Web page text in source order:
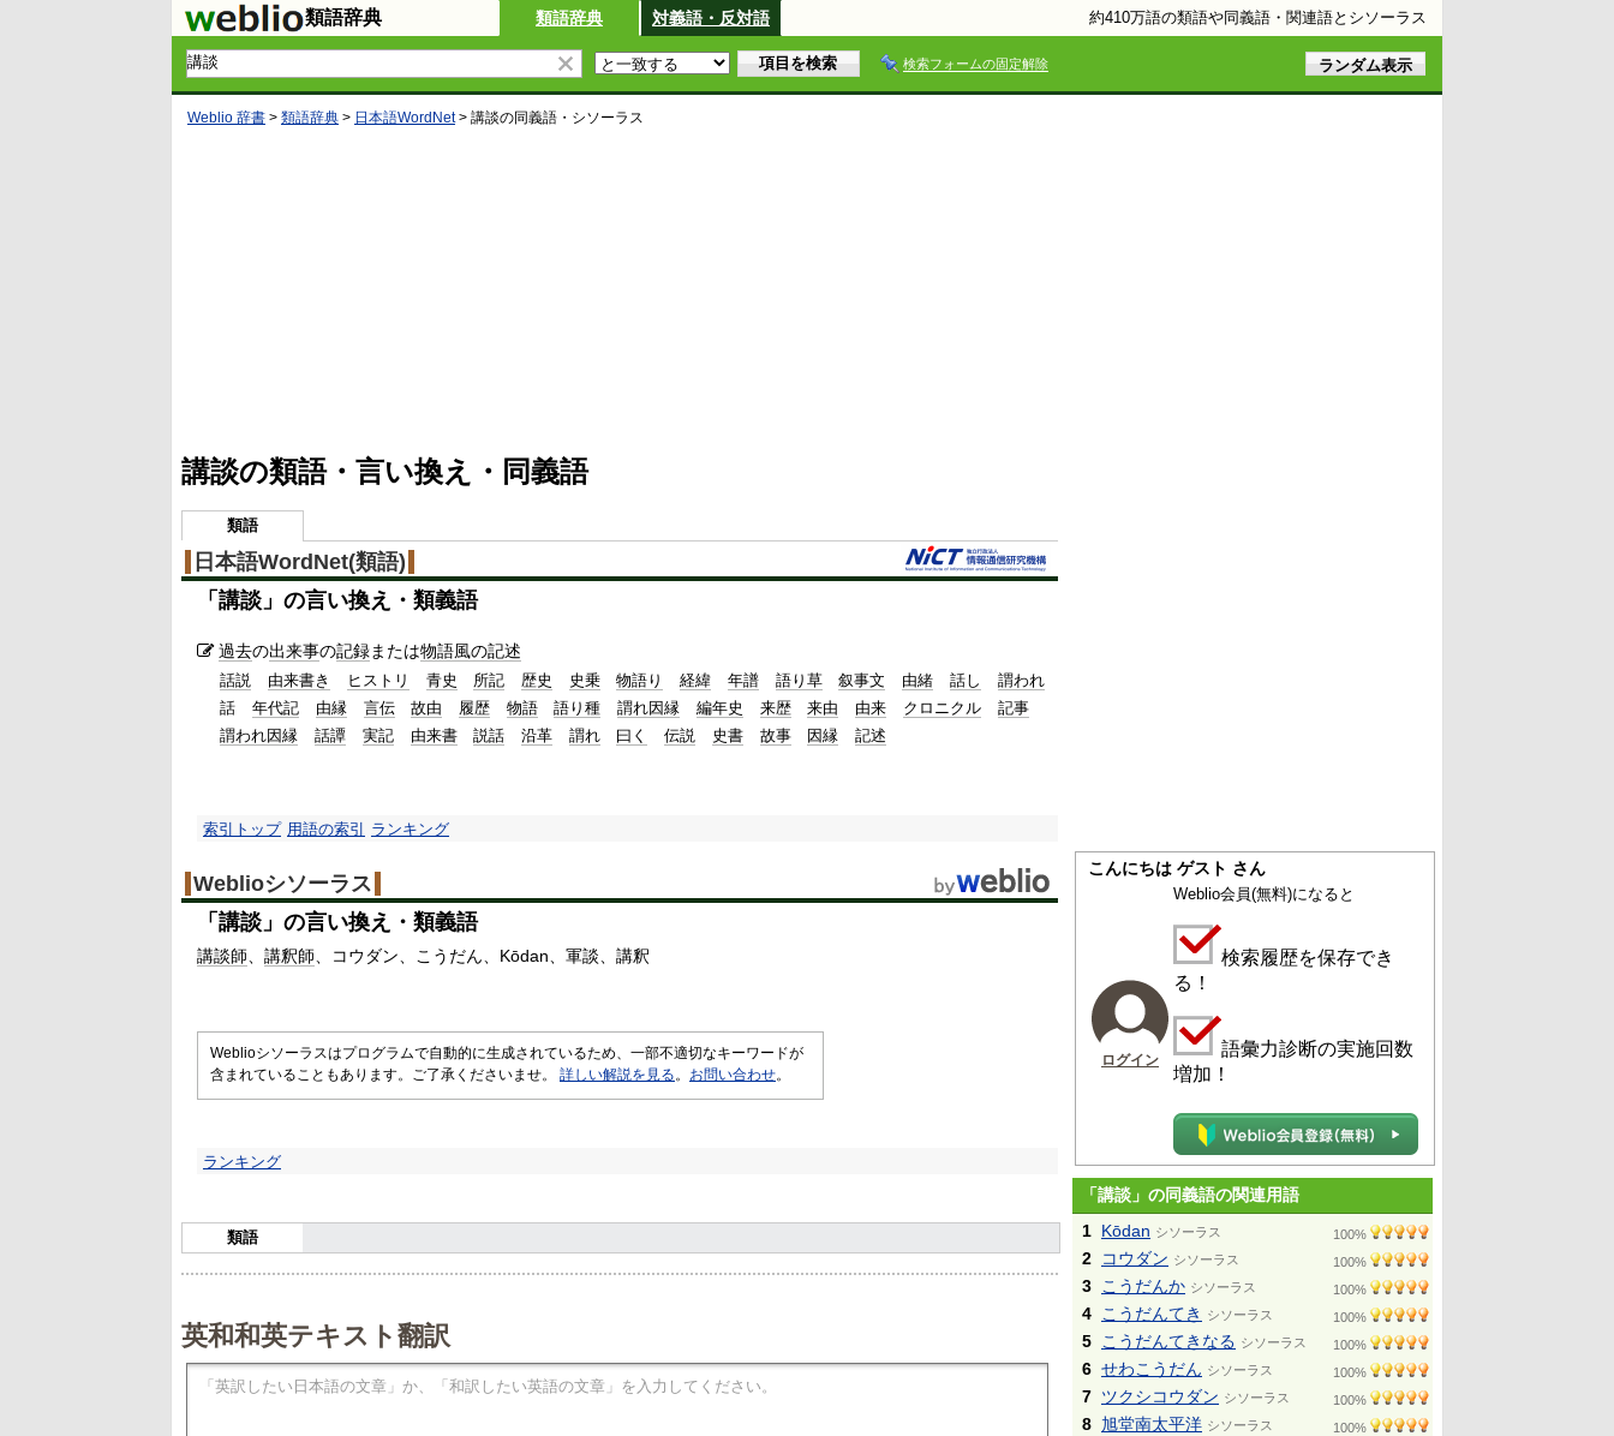
類語辞典 類語辞典 対義語・反対語 約410万語の類語や同義語・関連語とシソーラス
検索フォームの固定解除
Weblio 辞書 > 類語辞典 > 日本語WordNet> 講談の同義語・シソーラス
1
%
講談の類語・言い換え・同義語
類語
日本語WordNet(類語)
「 講談 」の言い換え・類義語
過去の出来事の記録または物語風の記述
話説 由来書き ヒストリ 青史 所記 歴史 史乗 物語り 経緯 年譜 語り草 叙事文 由緒 話し
謂われ
話
年代記 由縁 言伝 故由 履歴 物語 語り種 謂れ因縁 編年史 来歴 来由 由来 クロニクル
記事
謂われ因縁
話譚 実記 由来書 説話 沿革 謂れ 曰く 伝説 史書 故事 因縁 記述
索引トップ 用語の索引 ランキング
Weblioシソーラス
「 講談 」の言い換え・類義語
講談師 講釈師 コウダン こうだん Kōdan 軍談 講釈
Weblioシソーラスはプログラムで自動的に生成されているため、一部不適切なキーワードが
含まれていることもあります。ご了承くださいませ。 詳しい解説を見る 。 お問い合わせ。
ランキング
類語
英和和英テキスト翻訳
こんにちは ゲスト さん
ログイン
Weblio会員(無料)になると
検索履歴を保存でき
る！
語彙力診断の実施回数
増加！
「講談」の同義語の関連用語
1 Kōdan シソーラス 100%
2 コウダン シソーラス 100%
3 こうだんか シソーラス 100%
4 こうだんてき シソーラス 100%
5 こうだんてきなる シソーラス 100%
6 せわこうだん シソーラス 100%
7 ツクシコウダン シソーラス 100%
8 旭堂南太平洋 シソーラス 100%